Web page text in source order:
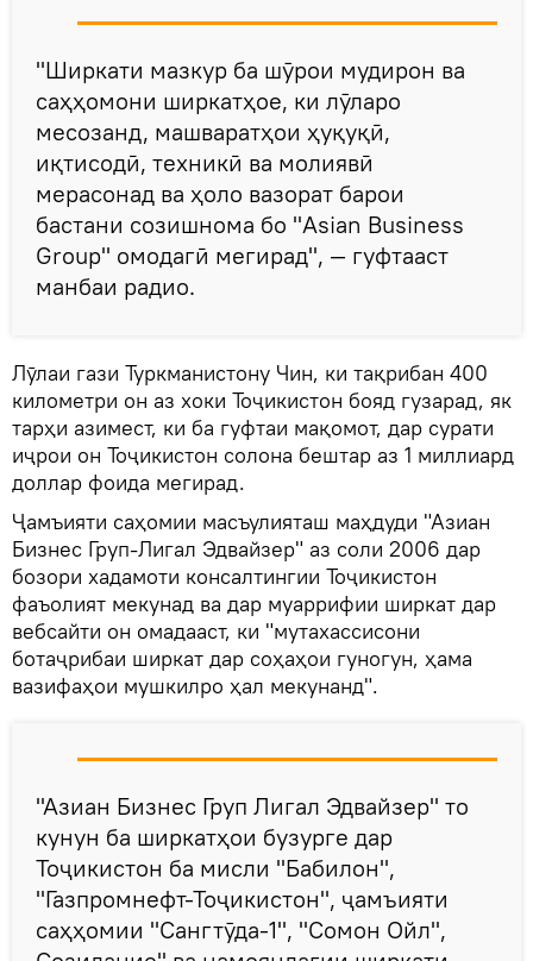
"Ширкати мазкур ба шӯрои мудирон ва
саҳҳомони ширкатҳое, ки лӯларо
месозанд, машваратҳои ҳуқуқӣ,
иқтисодӣ, техникӣ ва молиявӣ
мерасонад ва ҳоло вазорат барои
бастани созишнома бо "Asian Business
Group" омодагӣ мегирад", — гуфтааст
манбаи радио.
Лӯлаи гази Туркманистону Чин, ки тақрибан 400
километри он аз хоки Тоҷикистон бояд гузарад, як
тарҳи азимест, ки ба гуфтаи мақомот, дар сурати
иҷрои он Тоҷикистон солона бештар аз 1 миллиард
доллар фоида мегирад.
Ҷамъияти саҳомии масъулияташ маҳдуди "Азиан
Бизнес Груп-Лигал Эдвайзер" аз соли 2006 дар
бозори хадамоти консалтингии Тоҷикистон
фаъолият мекунад ва дар муаррифии ширкат дар
вебсайти он омадааст, ки "мутахассисони
ботаҷрибаи ширкат дар соҳаҳои гуногун, ҳама
вазифаҳои мушкилро ҳал мекунанд".
"Азиан Бизнес Груп Лигал Эдвайзер" то
кунун ба ширкатҳои бузурге дар
Тоҷикистон ба мисли "Бабилон",
"Газпромнефт-Тоҷикистон", ҷамъияти
саҳҳомии "Сангтӯда-1", "Сомон Ойл",